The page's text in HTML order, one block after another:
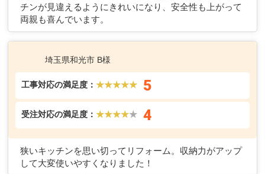
チンが見違えるようにきれいになり、安全性も上がって
両親も喜んでいます。
埼玉県和光市 B様
工事対応の満足度：★★★★★ 5
受注対応の満足度：★★★★★ 4
狭いキッチンを思い切ってリフォーム。収納力がアップ
して大変使いやすくなりました！